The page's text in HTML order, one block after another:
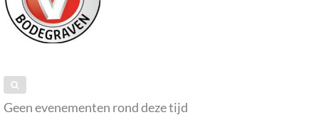
Geen evenementen rond deze tijd